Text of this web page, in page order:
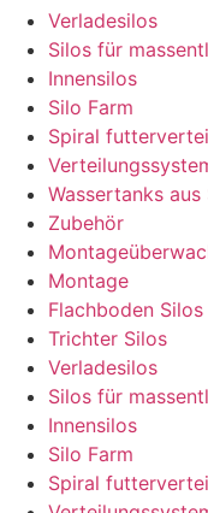
Verladesilos
Silos für
Innensilos
Silo Farm
Spiral
Wassertanks aus
Zubehör
Montage
Flachboden Silos
Trichter Silos
Verladesilos
Silos für
Innensilos
Silo Farm
Spiral